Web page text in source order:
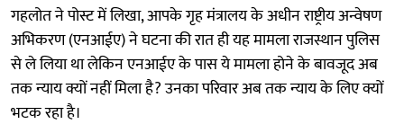
गहलोत ने पोस्ट में लिखा, आपके गृह मंत्रालय के अधीन राष्ट्रीय अन्वेषण
अभिकरण (एनआईए) ने घटना की रात ही यह मामला राजस्थान पुलिस
से ले लिया था लेकिन एनआईए के पास ये मामला होने के बावजूद अब
तक न्याय क्यों नहीं मिला है? उनका परिवार अब तक न्याय के लिए क्यों
भटक रहा है।